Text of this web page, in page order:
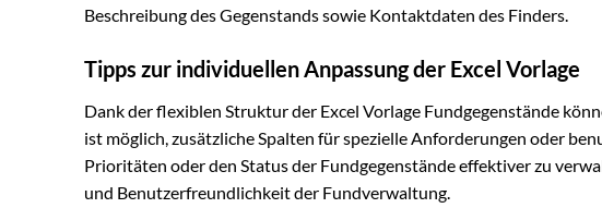
Beschreibung des Gegenstands sowie Kontaktdaten des Finders.
Tipps zur individuellen Anpassung der Excel Vorlage
Dank der flexiblen Struktur der Excel Vorlage Fundgegenstände
ist möglich, zusätzliche Spalten für spezielle Anforderungen oder
Prioritäten oder den Status der Fundgegenstände effektiver zu
und Benutzerfreundlichkeit der Fundverwaltung.